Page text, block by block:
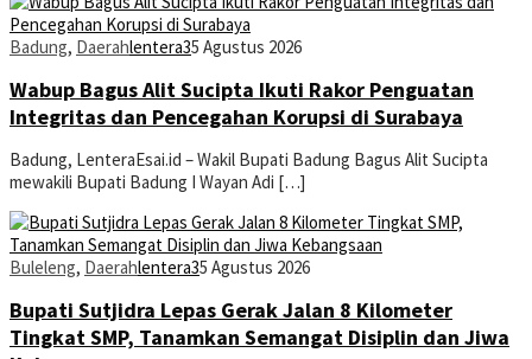
Badung, Daerahlentera35 Agustus 2026
Wabup Bagus Alit Sucipta Ikuti Rakor Penguatan
Integritas dan Pencegahan Korupsi di Surabaya
Badung, LenteraEsai.id – Wakil Bupati Badung Bagus Alit Sucipta
mewakili Bupati Badung I Wayan Adi […]
Buleleng, Daerahlentera35 Agustus 2026
Bupati Sutjidra Lepas Gerak Jalan 8 Kilometer
Tingkat SMP, Tanamkan Semangat Disiplin dan Jiwa